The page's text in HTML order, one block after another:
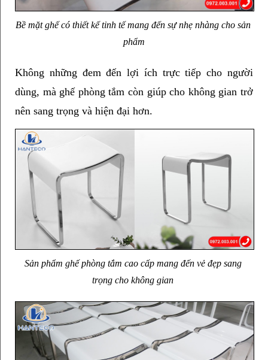
Bề mặt ghế có thiết kế tinh tế mang đến sự nhẹ nhàng cho sản
phẩm
Không những đem đến lợi ích trực tiếp cho người
dùng, mà ghế phòng tắm còn giúp cho không gian trở
nên sang trọng và hiện đại hơn.
Sản phẩm ghế phòng tắm cao cấp mang đến vẻ đẹp sang
trọng cho không gian